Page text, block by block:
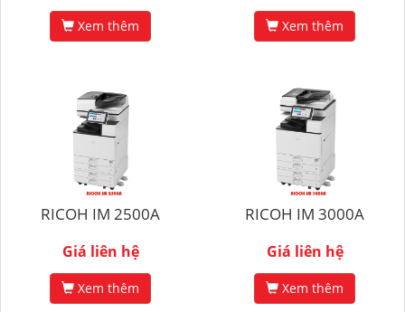
Xem thêm Xem thêm
RICOH IM 2500A
Giá liên hệ
Xem thêm
RICOH IM 3000A
Giá liên hệ
Xem thêm